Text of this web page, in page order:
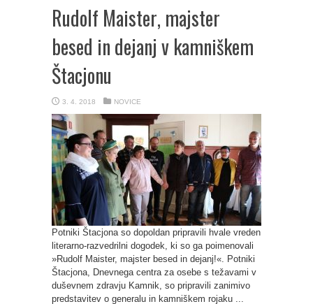
Rudolf Maister, majster
besed in dejanj v kamniškem
Štacjonu
3. 4. 2018 NOVICE
Potniki Štacjona so dopoldan pripravili hvale vreden
literarno-razvedrilni dogodek, ki so ga poimenovali
»Rudolf Maister, majster besed in dejanj!«. Potniki
Štacjona, Dnevnega centra za osebe s težavami v
duševnem zdravju Kamnik, so pripravili zanimivo
predstavitev o generalu in kamniškem rojaku ...